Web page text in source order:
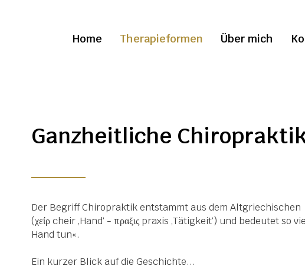
Home Therapieformen Über mich
Ganzheitliche
Der Begriff Chiropraktik entstammt aus dem Altgriechischen
(χείρ cheir ‚Hand‘ - πραξις praxis ‚Tätigkeit‘) und bedeutet so
Hand tun«.
Ein kurzer Blick auf die Geschichte...